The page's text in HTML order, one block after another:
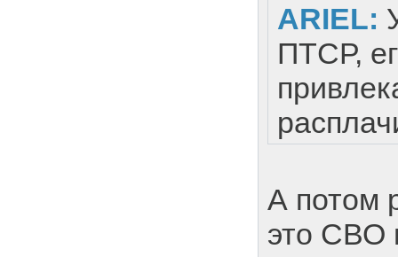
ARIEL:
ПТСР,
А потом
это СВО